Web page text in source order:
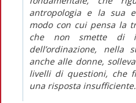
antropologia e la sua
modo con cui pensa la
che non smette di
dell’ordinazione, nella
anche alle donne,
livelli di questioni, che
una risposta insufficiente.